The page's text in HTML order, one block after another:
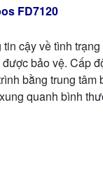
FD7120
cậy về tình
bảo vệ. Cấp
bằng trung
quanh bình